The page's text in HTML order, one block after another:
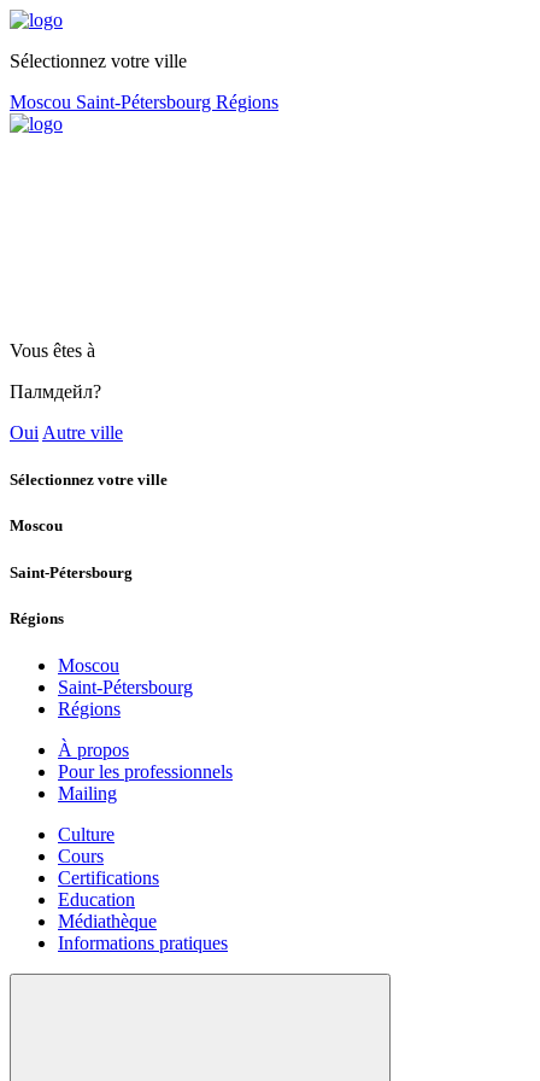
Sélectionnez votre ville
Moscou Saint-Pétersbourg Régions
Vous êtes à
Палмдейл?
Oui Autre ville
Sélectionnez votre ville
Moscou
Saint-Pétersbourg
Régions
Moscou
Saint-Pétersbourg
Régions
À propos
Pour les professionnels
Mailing
Culture
Cours
Certifications
Education
Médiathèque
Informations pratiques